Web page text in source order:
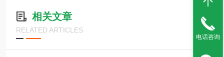
相关文章
RELATED ARTICLES
电话咨询